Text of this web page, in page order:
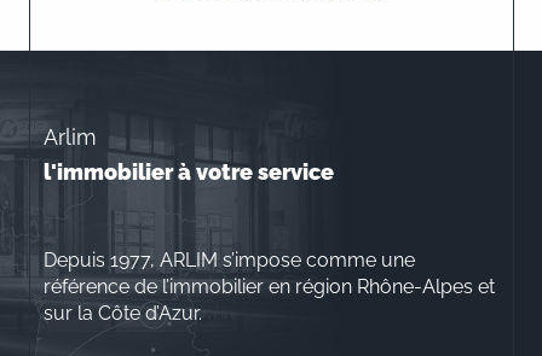
Arlim
l'immobilier à votre service
Depuis 1977, ARLIM s’impose comme une
référence de l’immobilier en région Rhône-Alpes et
sur la Côte d’Azur.